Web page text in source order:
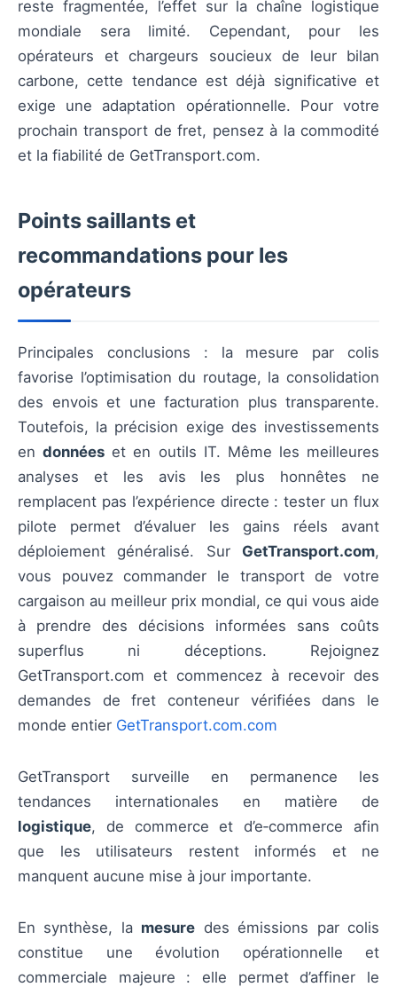
reste fragmentée, l’effet sur la chaîne logistique
mondiale sera limité. Cependant, pour les
opérateurs et chargeurs soucieux de leur bilan
carbone, cette tendance est déjà significative et
exige une adaptation opérationnelle. Pour votre
prochain transport de fret, pensez à la commodité
et la fiabilité de GetTransport.com.
Points saillants et
recommandations pour les
opérateurs
Principales conclusions : la mesure par colis
favorise l’optimisation du routage, la consolidation
des envois et une facturation plus transparente.
Toutefois, la précision exige des investissements
endonnées et en outils IT. Même les meilleures
analyses et les avis les plus honnêtes ne
remplacent pas l’expérience directe : tester un flux
pilote permet d’évaluer les gains réels avant
déploiement généralisé. Sur GetTransport.com,
vous pouvez commander le transport de votre
cargaison au meilleur prix mondial, ce qui vous aide
à prendre des décisions informées sans coûts
superflus ni déceptions. Rejoignez
GetTransport.com et commencez à recevoir des
demandes de fret conteneur vérifiées dans le
monde entier GetTransport.com.com
GetTransport surveille en permanence les
tendances internationales en matière de
logistique, de commerce et d’e‑commerce afin
que les utilisateurs restent informés et ne
manquent aucune mise à jour importante.
En synthèse, la mesure des émissions par colis
constitue une évolution opérationnelle et
commerciale majeure : elle permet d’affiner le